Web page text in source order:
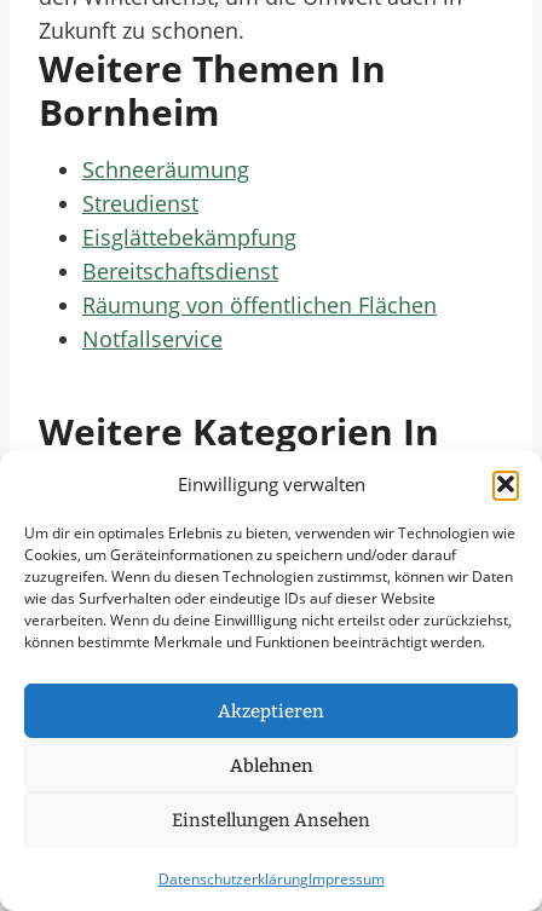
Einwilligung verwalten
Um dir ein optimales Erlebnis zu bieten, verwenden wir Technologien wie
Cookies, um Geräteinformationen zu speichern und/oder darauf
zuzugreifen. Wenn du diesen Technologien zustimmst, können wir Daten
wie das Surfverhalten oder eindeutige IDs auf dieser Website
verarbeiten. Wenn du deine Einwillligung nicht erteilst oder zurückziehst,
können bestimmte Merkmale und Funktionen beeinträchtigt werden.
Akzeptieren
Ablehnen
Einstellungen Ansehen
DatenschutzerklärungImpressum
Zukunft zu schonen.
Weitere Themen In
Bornheim
Schneeräumung
Streudienst
Eisglättebekämpfung
Bereitschaftsdienst
Räumung von öffentlichen Flächen
Notfallservice
Weitere Kategorien In
Bornheim
Grünpflege in Bornheim
Gartenbau in Bornheim
Objektpflege in Bornheim
Graupflege in Bornheim
Städte Im Umkreis Von
50 Km
Schneeabtransport in Köln
Schneeabtransport in Bonn
Schneeabtransport in Leverkusen